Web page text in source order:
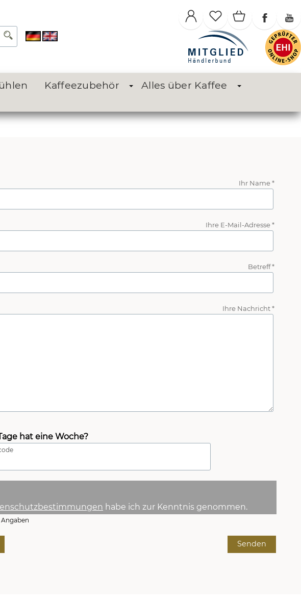
Kaffeezubehör
Alles über Kaffee
Ihr Name *
Ihre E-Mail-Adresse *
Betreff *
Ihre Nachricht *
hat eine Woche?
habe ich zur Kenntnis genommen.
Senden